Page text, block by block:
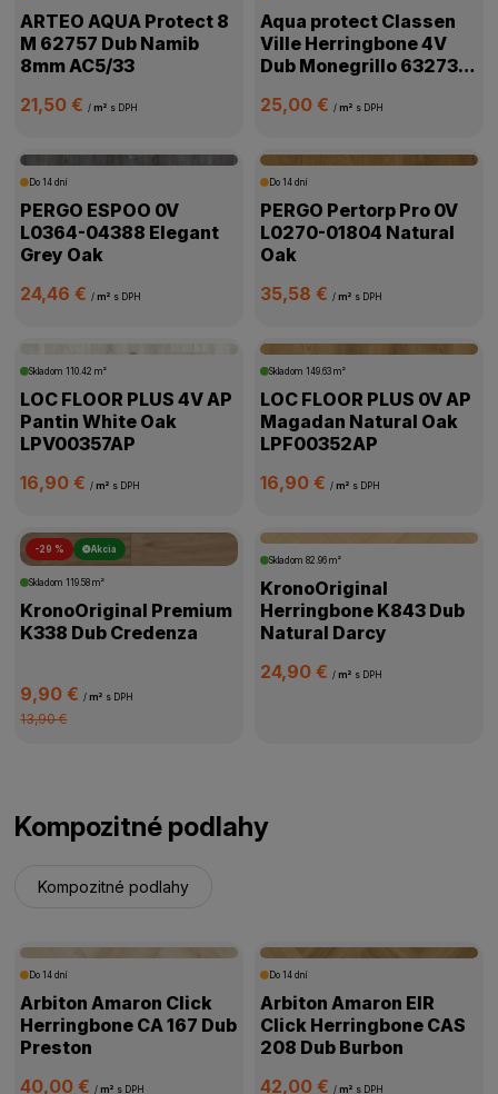
ARTEO AQUA Protect 8
M 62757 Dub Namib
8mm AC5/33
21,50 €/ m² s DPH
Aqua protect Classen
Ville Herringbone 4V
Dub Monegrillo 63273
25,00 € / m² s DPH
Do 14 dní
PERGO ESPOO 0V
L0364-04388 Elegant
Grey Oak
24,46 €/ m² s DPH
Do 14 dní
PERGO Pertorp Pro 0V
L0270-01804 Natural
Oak
35,58 € / m² s DPH
Skladom110.42 m²
LOC FLOOR PLUS 4V AP
Pantin White Oak
LPV00357AP
16,90 €/ m² s DPH
Skladom 149.63 m²
LOC FLOOR PLUS 0V AP
Magadan Natural Oak
LPF00352AP
16,90 € / m² s DPH
-29 % Akcia
Skladom119.58 m²
KronoOriginal Premium
K338 Dub Credenza
9,90 €/ m² s DPH
13,90 €
Skladom 82.96 m²
KronoOriginal
Herringbone K843 Dub
Natural Darcy
24,90 € / m² s DPH
Kompozitné podlahy
Kompozitné podlahy
Do 14 dní
Arbiton Amaron Click
Herringbone CA 167 Dub
Preston
40,00 €/ m² s DPH
Do 14 dní
Arbiton Amaron EIR
Click Herringbone CAS
208 Dub Burbon
42,00 € / m² s DPH